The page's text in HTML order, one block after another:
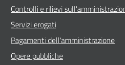
Controlli e rilievi
Servizi erogati
Pagamenti dell'amministrazione
Opere pubbliche